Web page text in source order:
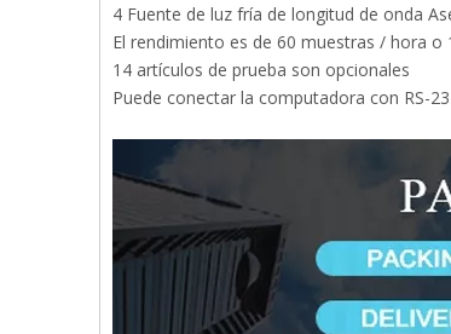
4 Fuente de luz fría de longitud de onda
El rendimiento es de 60 muestras / hora o
14 artículos de prueba son opcionales
Puede conectar la computadora con RS-